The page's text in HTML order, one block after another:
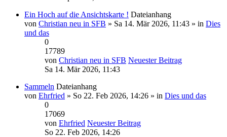
Ein Hoch auf die Ansichtskarte ! Dateianhang
von Christian neu in SFB » Sa 14. Mär 2026, 11:43 » in Dies
und das
0
17789
von Christian neu in SFB Neuester Beitrag
Sa 14. Mär 2026, 11:43
Sammeln Dateianhang
von Ehrfried » So 22. Feb 2026, 14:26 » in Dies und das
0
17069
von Ehrfried Neuester Beitrag
So 22. Feb 2026, 14:26